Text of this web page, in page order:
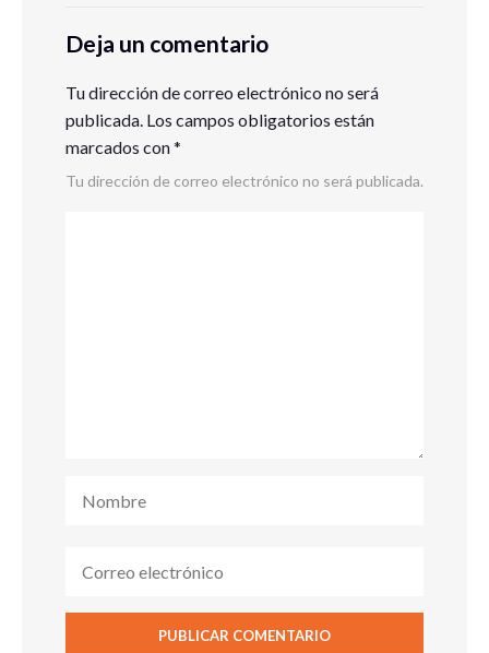
Deja un comentario
Tu dirección de correo electrónico no será
publicada. Los campos obligatorios están
marcados con*
Tu dirección de correo electrónico no será publicada.